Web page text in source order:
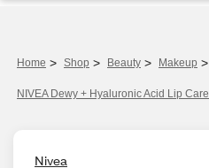
Home > Shop > Beauty > Makeup >
NIVEA Dewy + Hyaluronic Acid Lip Care
Nivea